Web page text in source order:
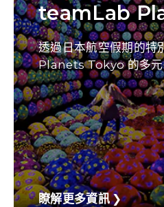
teamLab
透過日本航空假期的
Planets Tokyo 的多元
瞭解更多資訊❯